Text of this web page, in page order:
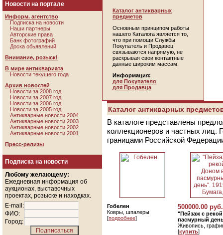
Новости на портале
Информ. агентство
Подписка на новости
Наши партнеры
Авторские права
Банк фотографий
Доска обьявлений
Внимание, розыск!
В мире антиквариата
Новости текущего года
Архив новостей
Новости за 2008 год
Новости за 2007 год
Новости за 2006 год
Новости за 2005 год
Антикварные новости 2004
Антикварные новости 2003
Антикварные новости 2002
Антикварные новости 2001
Пресс-релизы
Подписка на новости
Любому желающему:
Ежедневная информация об
аукционах, выставочных
проектах, розыске и находках.
E-mail:
ФИО:
Город:
Каталог антикварных
предметов
Основным принципом работы
нашего Каталога является то,
что при помощи Службы
Покупатель и Продавец
связываются напрямую, не
раскрывая свои контактные
данные широким массам.
Информация:
для Покупателя
для Продавца
Каталог антикварных
В каталоге представлены
коллекционеров и частных лиц.
границами Российской
Гобелен
Ковры, шпалеры
[подробнее]
500000.00 руб.
"Пейзаж с
пасмурный
Живопись,
[купить]